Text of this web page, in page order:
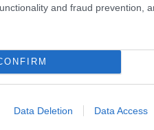
and fraud prevention,
Data Deletion Data Access